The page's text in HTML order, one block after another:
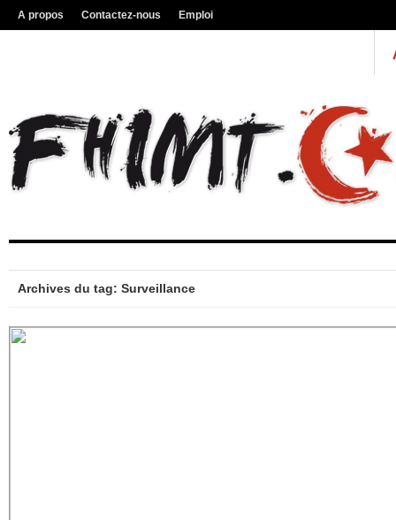
A propos Contactez-nous Emploi
Archives du tag: Surveillance